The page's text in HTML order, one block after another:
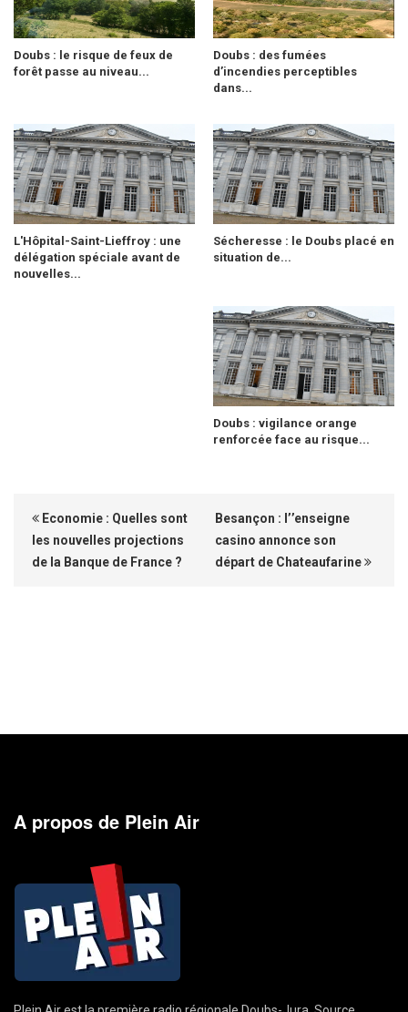
Doubs : le risque de feux de
forêt passe au niveau...
Doubs : des fumées
d’incendies perceptibles
dans...
L'Hôpital-Saint-Lieffroy : une
délégation spéciale avant de
nouvelles...
Sécheresse : le Doubs placé en
situation de...
Doubs : vigilance orange
renforcée face au risque...
Economie : Quelles sont
les nouvelles projections
de la Banque de France ?
Besançon : l’’enseigne
casino annonce son
départ de Chateaufarine
A propos de Plein Air